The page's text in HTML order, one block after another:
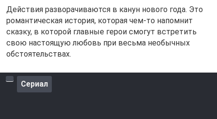
Действия разворачиваются в канун нового года. Это
романтическая история, которая чем-то напомнит
сказку, в которой главные герои смогут встретить
свою настоящую любовь при весьма необычных
обстоятельствах.
Сериал